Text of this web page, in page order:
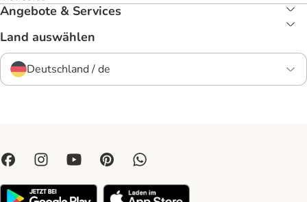
Angebote & Services
Land auswählen
Deutschland / de